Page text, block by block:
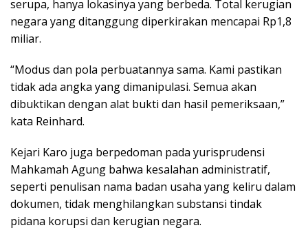
serupa, hanya lokasinya yang berbeda. Total kerugian
negara yang ditanggung diperkirakan mencapai Rp1,8
miliar.
“Modus dan pola perbuatannya sama. Kami pastikan
tidak ada angka yang dimanipulasi. Semua akan
dibuktikan dengan alat bukti dan hasil pemeriksaan,”
kata Reinhard.
Kejari Karo juga berpedoman pada yurisprudensi
Mahkamah Agung bahwa kesalahan administratif,
seperti penulisan nama badan usaha yang keliru dalam
dokumen, tidak menghilangkan substansi tindak
pidana korupsi dan kerugian negara.